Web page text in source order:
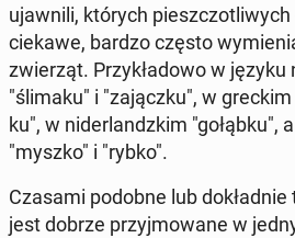
ujaw­ni­li, których
ciekawe, bardzo często
zwie­rząt. Przy­kła­do­wo w
"ślimaku" i "za­jącz­ku", w
ku", w ni­der­landz­kim "gołąbku",
"myszko" i "rybko".
Czasami podobne lub
jest dobrze przyj­mo­wa­ne w